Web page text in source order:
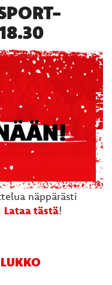
näppärästi
Lataa tästä!